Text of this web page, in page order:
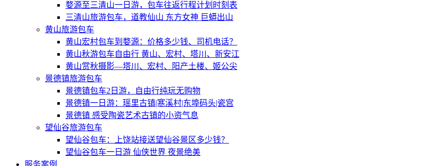
婺源至三清山一日游，包车往返行程计划时刻表
三清山旅游包车，道教仙山 东方女神 巨蟒出山
黄山旅游包车
黄山宏村包车到婺源：价格多少钱、司机电话？
黄山秋游包车自由行 黄山、宏村、塔川、新安江
黄山赏秋摄影—塔川、宏村、阳产土楼、姬公尖
景德镇旅游包车
景德镇包车2日游，自由行纯玩无购物
景德镇一日游：瑶里古镇|寒溪村|东埠码头|瓷宫
景德镇 感受陶瓷艺术古镇的小资气息
望仙谷旅游包车
望仙谷包车：上饶站接送望仙谷景区多少钱？
望仙谷包车一日游 仙侠世界 夜景绝美
服务案例